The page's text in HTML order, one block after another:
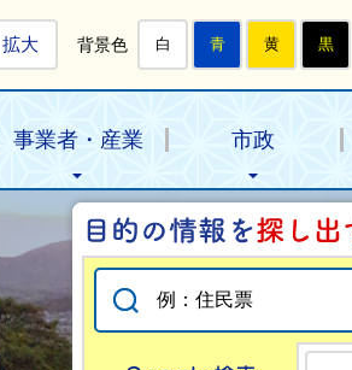
拡大 背景色 白 青 黄 黒
事業者・産業 市政